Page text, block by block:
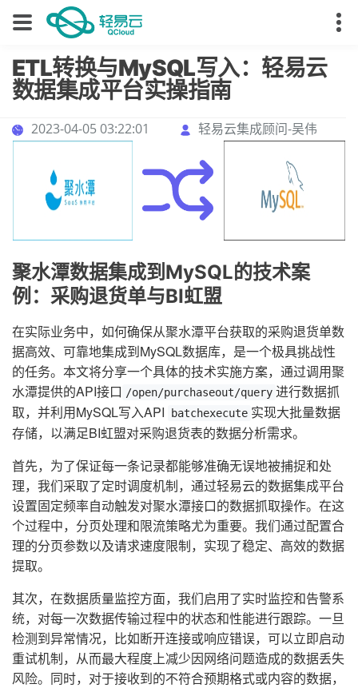
ETL转换与MySQL写入：轻易云
数据集成平台实操指南
2023-04-05 03:22:01 轻易云集成顾问-吴伟
聚水潭数据集成到MySQL的技术案
例：采购退货单与BI虹盟
在实际业务中，如何确保从聚水潭平台获取的采购退货单数
据高效、可靠地集成到MySQL数据库，是一个极具挑战性
的任务。本文将分享一个具体的技术实施方案，通过调用聚
水潭提供的API接口 /open/purchaseout/query 进行数据抓
取，并利用MySQL写入API
batchexecute 实现大批量数据
存储，以满足BI虹盟对采购退货表的数据分析需求。
首先，为了保证每一条记录都能够准确无误地被捕捉和处
理，我们采取了定时调度机制，通过轻易云的数据集成平台
设置固定频率自动触发对聚水潭接口的数据抓取操作。在这
个过程中，分页处理和限流策略尤为重要。我们通过配置合
理的分页参数以及请求速度限制，实现了稳定、高效的数据
提取。
其次，在数据质量监控方面，我们启用了实时监控和告警系
统，对每一次数据传输过程中的状态和性能进行跟踪。一旦
检测到异常情况，比如断开连接或响应错误，可以立即启动
重试机制，从而最大程度上减少因网络问题造成的数据丢失
风险。同时，对于接收到的不符合预期格式或内容的数据，